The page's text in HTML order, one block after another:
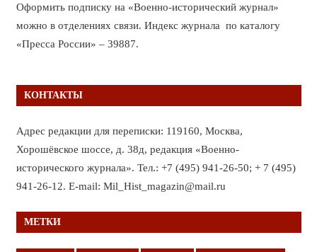
Оформить подписку на «Военно-исторический журнал»
можно в отделениях связи. Индекс журнала по каталогу
«Пресса России» – 39887.
КОНТАКТЫ
Адрес редакции для переписки: 119160, Москва,
Хорошёвское шоссе, д. 38д, редакция «Военно-
исторического журнала». Тел.: +7 (495) 941-26-50; + 7 (495)
941-26-12. E-mail: Mil_Hist_magazin@mail.ru
МЕТКИ